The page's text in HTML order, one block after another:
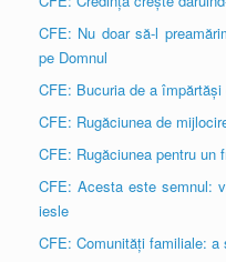
CFE: Nu doar să-l
pe Domnul
CFE: Bucuria de a
CFE: Rugăciunea de
CFE: Rugăciunea pentru un
CFE: Acesta este semnul:
iesle
CFE: Comunități familiale: